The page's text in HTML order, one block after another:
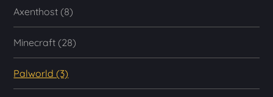
Axenthost (8)
Minecraft (28)
Palworld (3)